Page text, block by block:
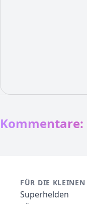
Kommentare:
FÜR DIE KLEINEN
Superhelden